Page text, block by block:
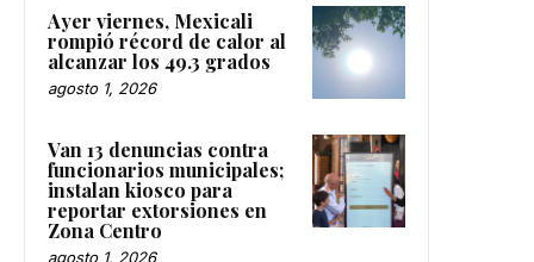
Ayer viernes, Mexicali
rompió récord de calor al
alcanzar los 49.3 grados
agosto 1, 2026
Van 13 denuncias contra
funcionarios municipales;
instalan kiosco para
reportar extorsiones en
Zona Centro
agosto 1, 2026